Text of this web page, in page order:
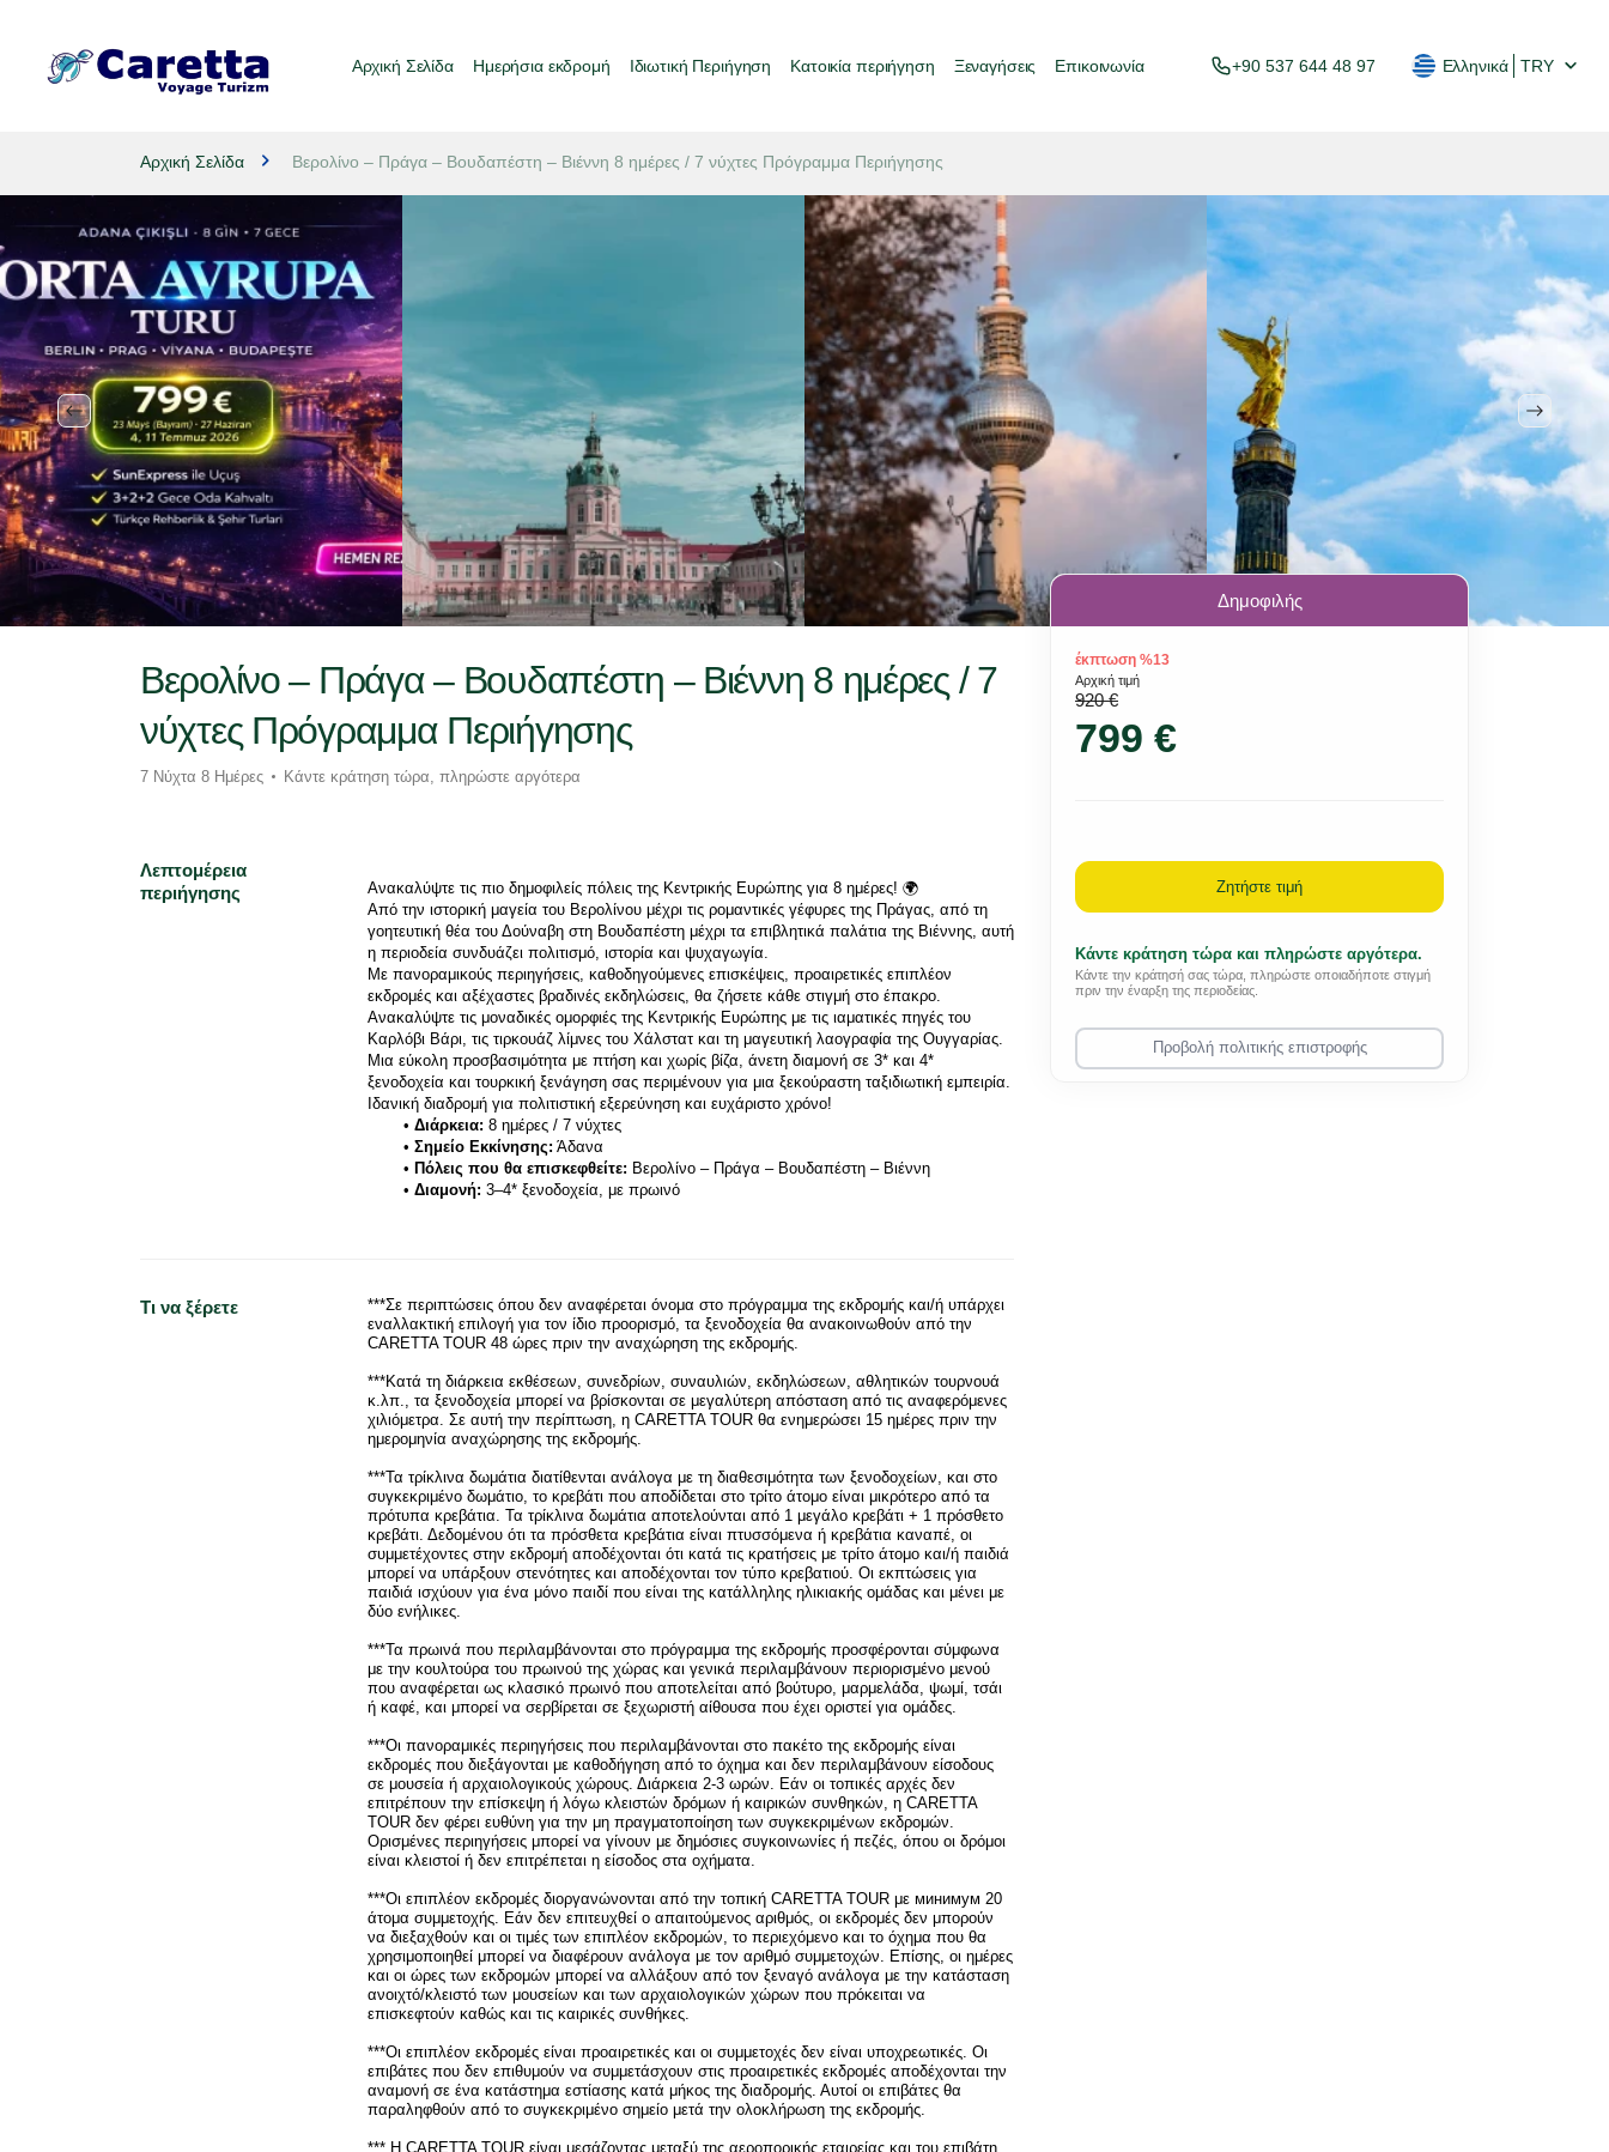
Αρχική Σελίδα Ημερήσια εκδρομή Ιδιωτική Περιήγηση Κατοικία περιήγηση Ξεναγήσεις Επικοινωνία +90 537 644 48 97 Ελληνικά TRY
Αρχική Σελίδα Βερολίνο – Πράγα – Βουδαπέστη – Βιέννη 8 ημέρες / 7 νύχτες Πρόγραμμα Περιήγησης
Βερολίνο – Πράγα – Βουδαπέστη – Βιέννη 8 ημέρες / 7
νύχτες Πρόγραμμα Περιήγησης
7 Νύχτα 8 Ημέρες Κάντε κράτηση τώρα, πληρώστε αργότερα
Λεπτομέρεια
περιήγησης
Ανακαλύψτε τις πιο δημοφιλείς πόλεις της Κεντρικής Ευρώπης για 8 ημέρες! 🌍
Από την ιστορική μαγεία του Βερολίνου μέχρι τις ρομαντικές γέφυρες της Πράγας, από τη
γοητευτική θέα του Δούναβη στη Βουδαπέστη μέχρι τα επιβλητικά παλάτια της Βιέννης, αυτή
η περιοδεία συνδυάζει πολιτισμό, ιστορία και ψυχαγωγία.
Με πανοραμικούς περιηγήσεις, καθοδηγούμενες επισκέψεις, προαιρετικές επιπλέον
εκδρομές και αξέχαστες βραδινές εκδηλώσεις, θα ζήσετε κάθε στιγμή στο έπακρο.
Ανακαλύψτε τις μοναδικές ομορφιές της Κεντρικής Ευρώπης με τις ιαματικές πηγές του
Καρλόβι Βάρι, τις τιρκουάζ λίμνες του Χάλστατ και τη μαγευτική λαογραφία της Ουγγαρίας.
Μια εύκολη προσβασιμότητα με πτήση και χωρίς βίζα, άνετη διαμονή σε 3* και 4*
ξενοδοχεία και τουρκική ξενάγηση σας περιμένουν για μια ξεκούραστη ταξιδιωτική εμπειρία.
Ιδανική διαδρομή για πολιτιστική εξερεύνηση και ευχάριστο χρόνο!
Διάρκεια: 8 ημέρες / 7 νύχτες
Σημείο Εκκίνησης: Άδανα
Πόλεις που θα επισκεφθείτε: Βερολίνο – Πράγα – Βουδαπέστη – Βιέννη
Διαμονή: 3–4* ξενοδοχεία, με πρωινό
Τι να ξέρετε
***Σε περιπτώσεις όπου δεν αναφέρεται όνομα στο πρόγραμμα της εκδρομής και/ή υπάρχει
εναλλακτική επιλογή για τον ίδιο προορισμό, τα ξενοδοχεία θα ανακοινωθούν από την
CARETTA TOUR 48 ώρες πριν την αναχώρηση της εκδρομής.
***Κατά τη διάρκεια εκθέσεων, συνεδρίων, συναυλιών, εκδηλώσεων, αθλητικών τουρνουά
κ.λπ., τα ξενοδοχεία μπορεί να βρίσκονται σε μεγαλύτερη απόσταση από τις αναφερόμενες
χιλιόμετρα. Σε αυτή την περίπτωση, η CARETTA TOUR θα ενημερώσει 15 ημέρες πριν την
ημερομηνία αναχώρησης της εκδρομής.
***Τα τρίκλινα δωμάτια διατίθενται ανάλογα με τη διαθεσιμότητα των ξενοδοχείων, και στο
συγκεκριμένο δωμάτιο, το κρεβάτι που αποδίδεται στο τρίτο άτομο είναι μικρότερο από τα
πρότυπα κρεβάτια. Τα τρίκλινα δωμάτια αποτελούνται από 1 μεγάλο κρεβάτι + 1 πρόσθετο
κρεβάτι. Δεδομένου ότι τα πρόσθετα κρεβάτια είναι πτυσσόμενα ή κρεβάτια καναπέ, οι
συμμετέχοντες στην εκδρομή αποδέχονται ότι κατά τις κρατήσεις με τρίτο άτομο και/ή παιδιά
μπορεί να υπάρξουν στενότητες και αποδέχονται τον τύπο κρεβατιού. Οι εκπτώσεις για
παιδιά ισχύουν για ένα μόνο παιδί που είναι της κατάλληλης ηλικιακής ομάδας και μένει με
δύο ενήλικες.
***Τα πρωινά που περιλαμβάνονται στο πρόγραμμα της εκδρομής προσφέρονται σύμφωνα
με την κουλτούρα του πρωινού της χώρας και γενικά περιλαμβάνουν περιορισμένο μενού
που αναφέρεται ως κλασικό πρωινό που αποτελείται από βούτυρο, μαρμελάδα, ψωμί, τσάι
ή καφέ, και μπορεί να σερβίρεται σε ξεχωριστή αίθουσα που έχει οριστεί για ομάδες.
***Οι πανοραμικές περιηγήσεις που περιλαμβάνονται στο πακέτο της εκδρομής είναι
εκδρομές που διεξάγονται με καθοδήγηση από το όχημα και δεν περιλαμβάνουν είσοδους
σε μουσεία ή αρχαιολογικούς χώρους. Διάρκεια 2-3 ωρών. Εάν οι τοπικές αρχές δεν
επιτρέπουν την επίσκεψη ή λόγω κλειστών δρόμων ή καιρικών συνθηκών, η CARETTA
TOUR δεν φέρει ευθύνη για την μη πραγματοποίηση των συγκεκριμένων εκδρομών.
Ορισμένες περιηγήσεις μπορεί να γίνουν με δημόσιες συγκοινωνίες ή πεζές, όπου οι δρόμοι
είναι κλειστοί ή δεν επιτρέπεται η είσοδος στα οχήματα.
***Οι επιπλέον εκδρομές διοργανώνονται από την τοπική CARETTA TOUR με минимум 20
άτομα συμμετοχής. Εάν δεν επιτευχθεί ο απαιτούμενος αριθμός, οι εκδρομές δεν μπορούν
να διεξαχθούν και οι τιμές των επιπλέον εκδρομών, το περιεχόμενο και το όχημα που θα
χρησιμοποιηθεί μπορεί να διαφέρουν ανάλογα με τον αριθμό συμμετοχών. Επίσης, οι ημέρες
και οι ώρες των εκδρομών μπορεί να αλλάξουν από τον ξεναγό ανάλογα με την κατάσταση
ανοιχτό/κλειστό των μουσείων και των αρχαιολογικών χώρων που πρόκειται να
επισκεφτούν καθώς και τις καιρικές συνθήκες.
***Οι επιπλέον εκδρομές είναι προαιρετικές και οι συμμετοχές δεν είναι υποχρεωτικές. Οι
επιβάτες που δεν επιθυμούν να συμμετάσχουν στις προαιρετικές εκδρομές αποδέχονται την
αναμονή σε ένα κατάστημα εστίασης κατά μήκος της διαδρομής. Αυτοί οι επιβάτες θα
παραληφθούν από το συγκεκριμένο σημείο μετά την ολοκλήρωση της εκδρομής.
*** Η CARETTA TOUR είναι μεσάζοντας μεταξύ της αεροπορικής εταιρείας και του επιβάτη
Δημοφιλής
έκπτωση %13
Αρχική τιμή
920 €
799 €
Ζητήστε τιμή
Κάντε κράτηση τώρα και πληρώστε αργότερα.
Κάντε την κράτησή σας τώρα, πληρώστε οποιαδήποτε στιγμή
πριν την έναρξη της περιοδείας.
Προβολή πολιτικής επιστροφής